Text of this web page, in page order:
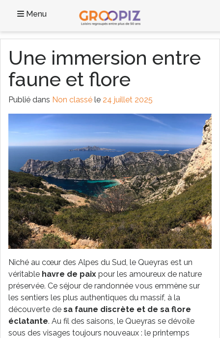
Menu
Une immersion entre
faune et flore
Publié dans Non classé le 24 juillet 2025
Niché au cœur des Alpes du Sud, le Queyras est un
véritable havre de paix pour les amoureux de nature
préservée. Ce séjour de randonnée vous emmène sur
les sentiers les plus authentiques du massif, à la
découverte de sa faune discrète et de sa flore
éclatante. Au fil des saisons, le Queyras se dévoile
sous des visages toujours nouveaux : le printemps